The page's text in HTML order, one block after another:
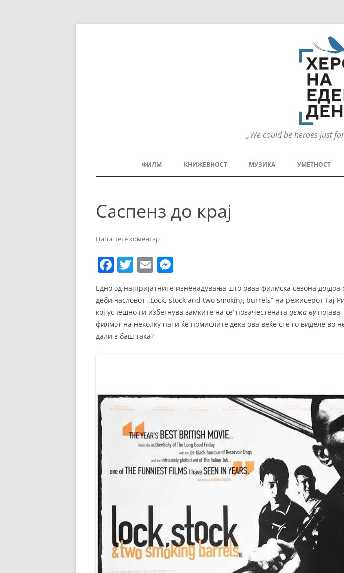
„We could be heroes just
ФИЛМ
ФЕСТИВАЛИ
КНИЖЕВНОСТ МУЗИКА УМЕТНОСТ
Саспенз до крај
Напишете коментар
F
c
e
b
o
T
w
itt
er
E
ai
l
ss
e
n
Едно од најпријатните изненадувања што оваа филмска сезона дојдоа
деби насловот „Lock, stock and two smoking burrels“ на режисерот Гај
кој успешно ги избегнува замките на се’ позачестената дежа вупојава,
филмот на неколку пати ќе помислите дека ова веќе сте го виделе во
дали е баш така?